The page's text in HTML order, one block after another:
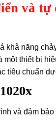
và tự
khả năng
một thiết bị
tiêu chuẩn
và đảm bảo